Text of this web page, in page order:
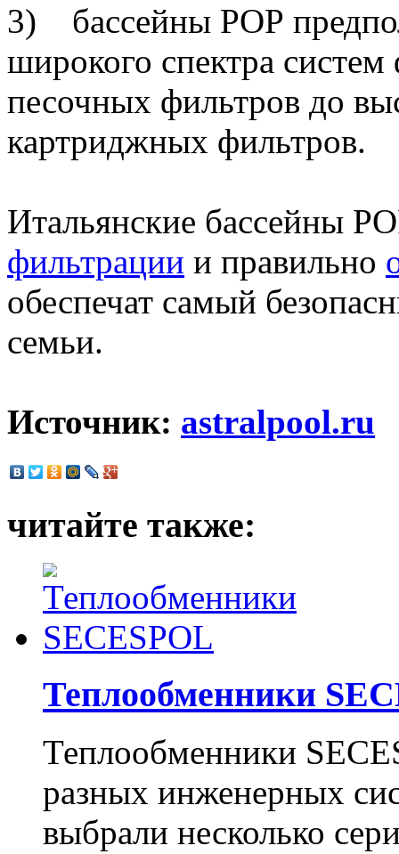
3) бассейны РОР
широкого спектра
песочных фильтров до
картриджных фильтров.
Итальянские бассейны
фильтрации и правильно
обеспечат самый
семьи.
Источник: astralpool.ru
читайте также:
Теплообменники
Теплообменники
разных инженерных
выбрали несколько